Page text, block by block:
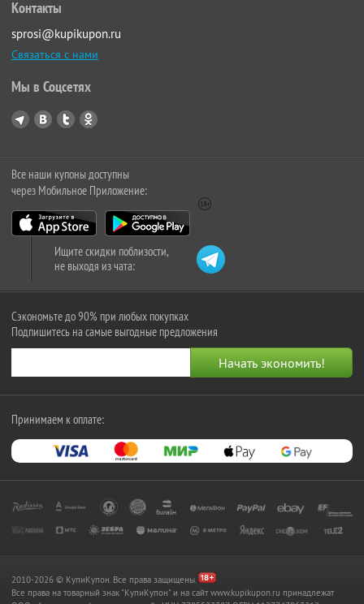
Контакты
sprosi@kupikupon.ru
Связаться с нами
Мы в Соцсетях
Все наши купоны доступны
через Мобильное Приложение:
Ищите скидки поблизости,
не выходя из чата:
Сэкономьте до 90% при любых покупках
Подпишитесь на самые выгодные предложения
Принимаем к оплате:
2010-2026 © КупиКупон. Все права защищены.
Все права на товарный знак "КупиКупон" и на сайт www.kupikupon.ru принадлежат